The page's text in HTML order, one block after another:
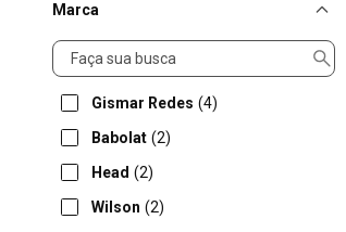
Marca
Marca
Gismar Redes (4)
Babolat (2)
Head (2)
Wilson (2)